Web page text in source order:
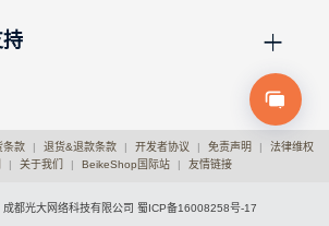
条款 | 退货&退款条款 | 开发者协议 | 免责声明 |
法律维权
| 关于我们 | BeikeShop国际站 | 友情链接
都光大网络科技有限公司 蜀ICP备16008258号-17